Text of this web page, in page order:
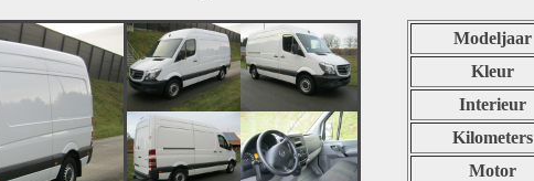
Modeljaar
Kleur
Interieur
Kilometers
Motor